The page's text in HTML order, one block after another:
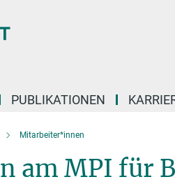
PUBLIKATIONEN
Mitarbeiter*innen
am MPI für